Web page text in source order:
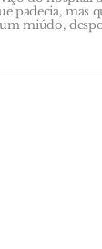
padecia, mas
miúdo,